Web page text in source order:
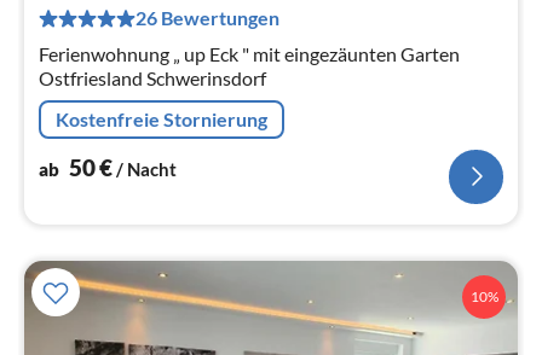
26 Bewertungen
Ferienwohnung „ up Eck " mit eingezäunten Garten
Ostfriesland Schwerinsdorf
Kostenfreie Stornierung
ab 50€/ Nacht
10%